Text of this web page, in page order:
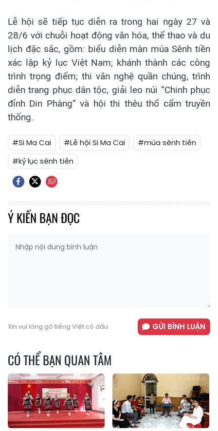
Lễ hội sẽ tiếp tục diễn ra trong hai ngày 27 và
28/6 với chuỗi hoạt động văn hóa, thể thao và du
lịch đặc sắc, gồm: biểu diễn màn múa Sênh tiền
xác lập kỷ lục Việt Nam; khánh thành các công
trình trọng điểm; thi văn nghệ quần chúng, trình
diễn trang phục dân tộc, giải leo núi “Chinh phục
đỉnh Din Phàng” và hội thi thêu thổ cẩm truyền
thống.
#Si Ma Cai #Lễ hội Si Ma Cai
#múa sênh tiền
#kỷ lục sênh tiền
Ý KIẾN BẠN ĐỌC
Xin vui lòng gõ tiếng Việt có dấu GỬI BÌNH LUẬN
CÓ THỂ BẠN QUAN TÂM